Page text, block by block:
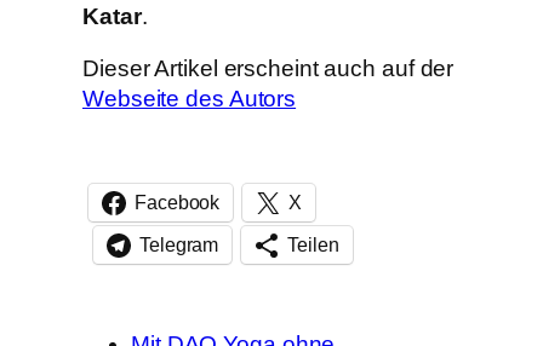
Katar.
Dieser Artikel erscheint auch auf der
Webseite des Autors
Facebook X
Telegram Teilen